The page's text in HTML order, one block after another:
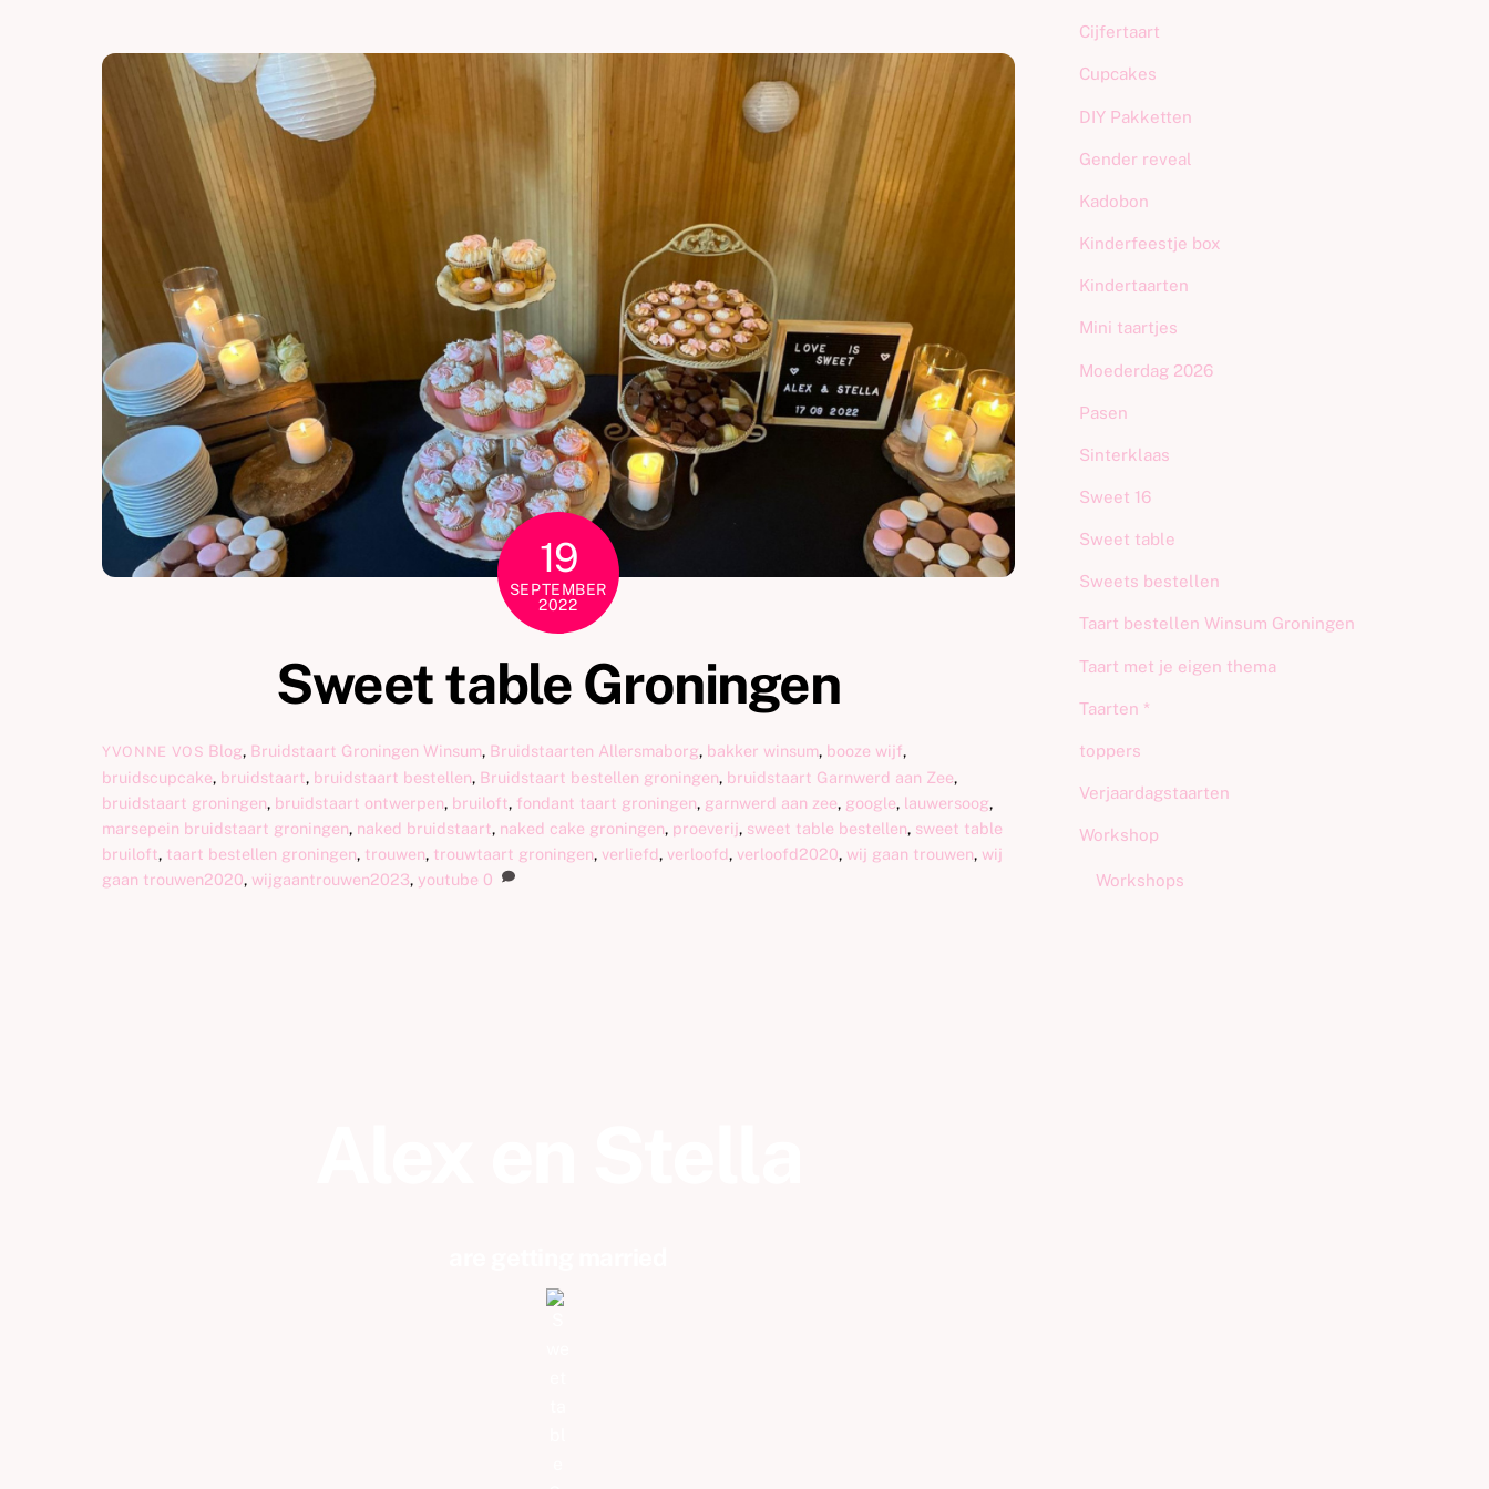
19
SEPTEMBER
2022
Sweet table Groningen
YVONNE VOS Blog, Bruidstaart Groningen Winsum, Bruidstaarten Allersmaborg, bakker winsum, booze wijf,
bruidscupcake, bruidstaart, bruidstaart bestellen, Bruidstaart bestellen groningen, bruidstaart Garnwerd aan Zee,
bruidstaart groningen, bruidstaart ontwerpen, bruiloft, fondant taart groningen, garnwerd aan zee, google, lauwersoog,
marsepein bruidstaart groningen, naked bruidstaart, naked cake groningen, proeverij, sweet table bestellen, sweet table
bruiloft, taart bestellen groningen, trouwen, trouwtaart groningen, verliefd, verloofd, verloofd2020, wij gaan trouwen, wij
gaan trouwen2020, wijgaantrouwen2023, youtube 0
Cijfertaart
Cupcakes
DIY Pakketten
Gender reveal
Kadobon
Kinderfeestje box
Kindertaarten
Mini taartjes
Moederdag 2026
Pasen
Sinterklaas
Sweet 16
Sweet table
Sweets bestellen
Taart bestellen Winsum Groningen
Taart met je eigen thema
Taarten *
toppers
Verjaardagstaarten
Workshop
Workshops